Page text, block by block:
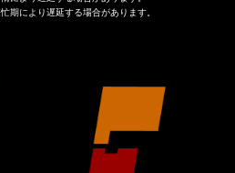
期により遅延する場合があります。